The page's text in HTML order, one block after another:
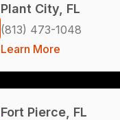
Plant City, FL
(813) 473-1048
Learn More
Fort Pierce, FL